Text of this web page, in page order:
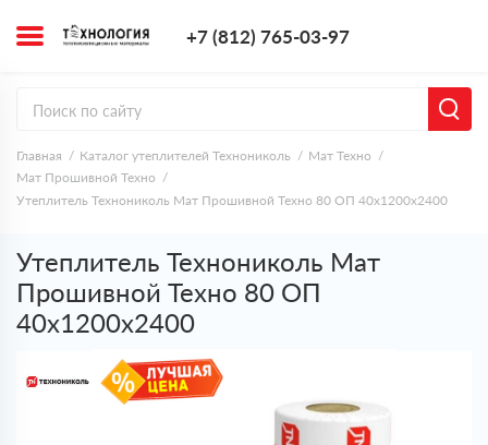
+7 (812) 765-03-97
Главная Каталог утеплителей Технониколь
Мат Техно
Мат Прошивной Техно
Утеплитель Технониколь Мат Прошивной Техно 80 ОП 40х1200х2400
Утеплитель Технониколь Мат
Прошивной Техно 80 ОП
40х1200х2400